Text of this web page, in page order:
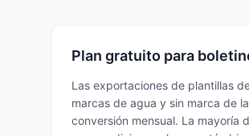
Plan gratuito para
Las exportaciones de plantillas
marcas de agua y sin marca de
conversión mensual. La mayoría